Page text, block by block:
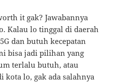
it gak? Jawabannya
Kalau lo tinggal di daerah
dan butuh kecepatan
bisa jadi pilihan yang
terlalu butuh, atau
kota lo, gak ada salahnya